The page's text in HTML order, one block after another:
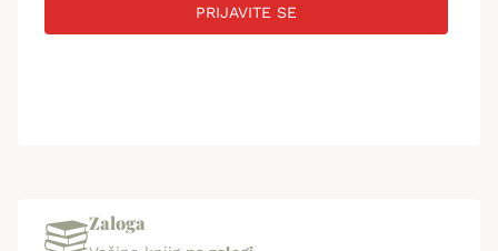
PRIJAVITE SE
Zaloga